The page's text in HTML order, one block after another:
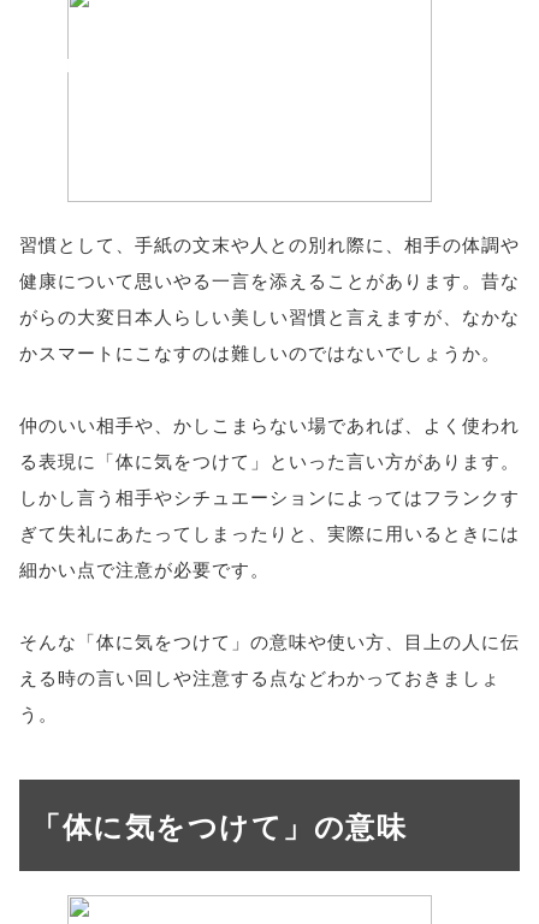
scrollbars=yes'
習慣として、手紙の文末や人との別れ際に、相手の体調や
健康について思いやる一言を添えることがあります。昔な
がらの大変日本人らしい美しい習慣と言えますが、なかな
かスマートにこなすのは難しいのではないでしょうか。
仲のいい相手や、かしこまらない場であれば、よく使われ
る表現に「体に気をつけて」といった言い方があります。
しかし言う相手やシチュエーションによってはフランクす
ぎて失礼にあたってしまったりと、実際に用いるときには
細かい点で注意が必要です。
そんな「体に気をつけて」の意味や使い方、目上の人に伝
える時の言い回しや注意する点などわかっておきましょ
う。
「体に気をつけて」の意味